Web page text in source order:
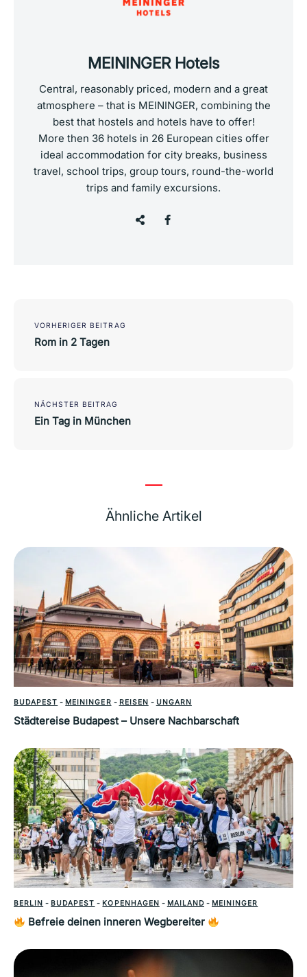
MEININGER Hotels
Central, reasonably priced, modern and a great
atmosphere – that is MEININGER, combining the
best that hostels and hotels have to offer!
More then 36 hotels in 26 European cities offer
ideal accommodation for city breaks, business
travel, school trips, group tours, round-the-world
trips and family excursions.
navigation
VORHERIGER BEITRAG
Rom in 2 Tagen
NÄCHSTER BEITRAG
Ein Tag in München
Ähnliche Artikel
BUDAPEST - MEININGER - REISEN - UNGARN
Städtereise Budapest – Unsere Nachbarschaft
BERLIN - BUDAPEST - KOPENHAGEN - MAILAND- MEININGER
Befreie deinen inneren Wegbereiter